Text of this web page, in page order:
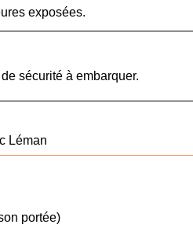
exposées.
sécurité à embarquer.
Léman
portée)